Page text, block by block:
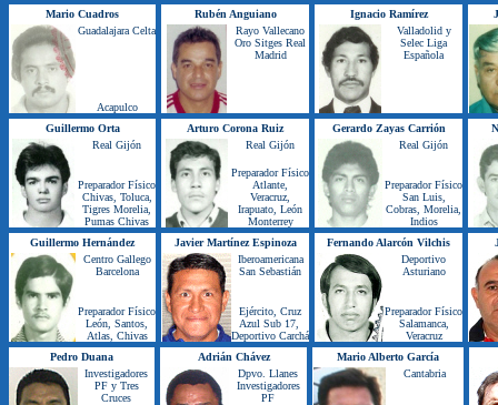
Mario Cuadros
Rubén Anguiano Ignacio Ramírez
Guadalajara Celta
Rayo Vallecano
Oro Sitges Real
Madrid
Valladolid y
Selec Liga
Española
Acapulco
Guillermo Orta
Arturo Corona Ruiz Gerardo Zayas Carrión
Real Gijón
Real Gijón Real Gijón
Preparador Físico
Chivas, Toluca,
Tigres Morelia,
Pumas Chivas
Preparador Físico
Atlante,
Veracruz,
Irapuato, León
Monterrey
Preparador Físico
San Luis,
Cobras, Morelia,
Indios
Guillermo Hernández
Javier Martínez Espinoza Fernando Alarcón Vilchis
Centro Gallego
Barcelona
Iberoamericana
San Sebastián
Deportivo
Asturiano
Preparador Físico
León, Santos,
Atlas, Chivas
Ejército, Cruz
Azul Sub 17,
Deportivo Carchá
Preparador Físico
Salamanca,
Veracruz
Pedro Duana
Adrián Chávez
Mario Alberto García
Investigadores
PF y Tres
Cruces
Dpvo. Llanes
Investigadores
PF
Cantabria